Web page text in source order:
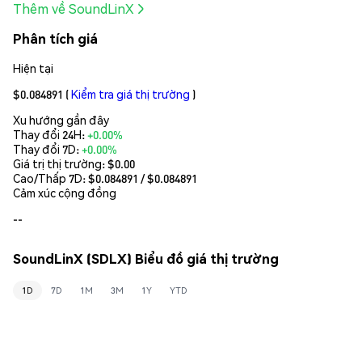
Thêm về SoundLinX
Phân tích giá
Hiện tại
$0.084891 (Kiểm tra giá thị trường )
Xu hướng gần đây
Thay đổi 24H:+0.00%
Thay đổi 7D:+0.00%
Giá trị thị trường:$0.00
Cao/Thấp 7D: $0.084891 / $0.084891
Cảm xúc cộng đồng
--
SoundLinX (SDLX) Biểu đồ giá thị trường
1D 7D 1M 3M 1Y YTD